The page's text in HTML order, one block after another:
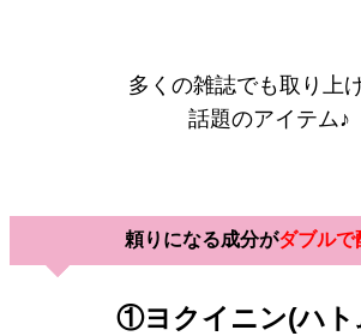
多くの雑誌でも取り上
話題のアイテム♪
頼りになる成分がダブルで
①ヨクイニン(ハト